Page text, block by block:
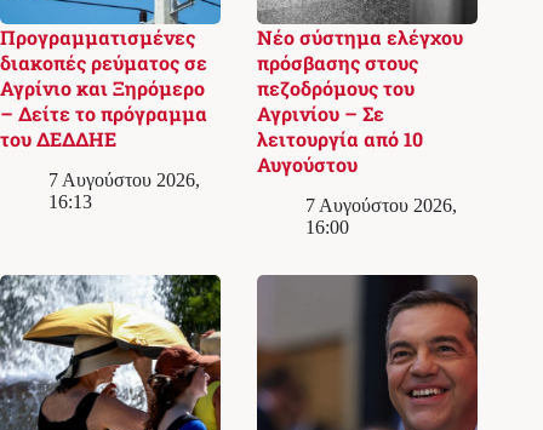
Προγραμματισμένες
διακοπές ρεύματος σε
Αγρίνιο και Ξηρόμερο
– Δείτε το πρόγραμμα
του ΔΕΔΔΗΕ
7 Αυγούστου 2026,
16:13
Νέο σύστημα ελέγχου
πρόσβασης στους
πεζοδρόμους του
Αγρινίου – Σε
λειτουργία από 10
Αυγούστου
7 Αυγούστου 2026,
16:00